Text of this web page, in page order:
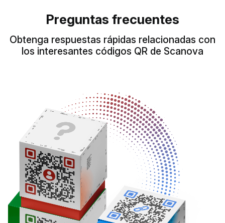
Preguntas frecuentes
Obtenga respuestas rápidas relacionadas con
los interesantes códigos QR de Scanova
SPANISH
Ese sitio web utiliza
Este sitio web usa cookies para mejorar la
experiencia del usuario. Al utilizar nuestro
sitio web, usted acepta todas las cookies de
acuerdo con nuestra Política de cookies.
Read more
ACEPTAR TODO
MOSTRAR DETALLES